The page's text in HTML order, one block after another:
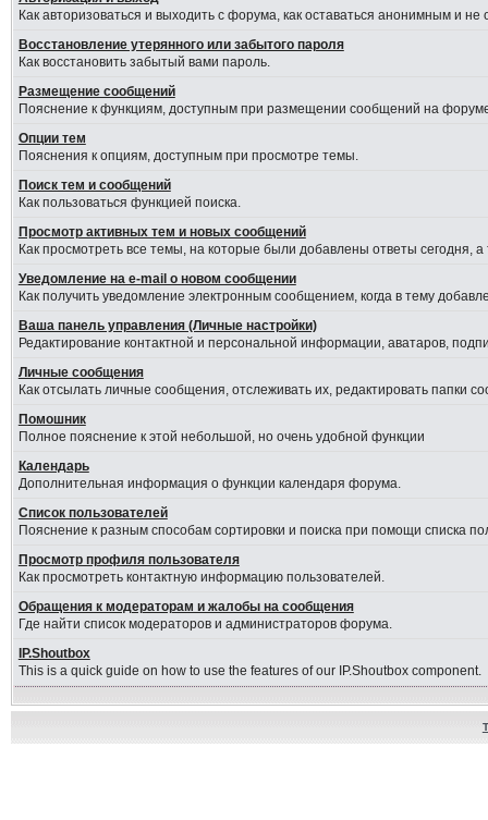
Как авторизоваться и выходить с форума, как оставаться анонимным и
Восстановление утерянного или забытого пароля
Как восстановить забытый вами пароль.
Размещение сообщений
Пояснение к функциям, доступным при размещении сообщений на
Опции тем
Пояснения к опциям, доступным при просмотре темы.
Поиск тем и сообщений
Как пользоваться функцией поиска.
Просмотр активных тем и новых сообщений
Как просмотреть все темы, на которые были добавлены ответы сегодня,
Уведомление на е-mail о новом сообщении
Как получить уведомление электронным сообщением, когда в тему
Ваша панель управления (Личные настройки)
Редактирование контактной и персональной информации, аватаров,
Личные сообщения
Как отсылать личные сообщения, отслеживать их, редактировать папки
Помошник
Полное пояснение к этой небольшой, но очень удобной функции
Календарь
Дополнительная информация о функции календаря форума.
Список пользователей
Пояснение к разным способам сортировки и поиска при помощи списка
Просмотр профиля пользователя
Как просмотреть контактную информацию пользователей.
Обращения к модераторам и жалобы на сообщения
Где найти список модераторов и администраторов форума.
IP.Shoutbox
This is a quick guide on how to use the features of our IP.Shoutbox component.